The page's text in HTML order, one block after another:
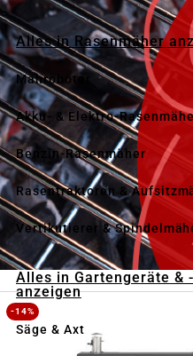
Alles in Rasenmäher
Mähroboter
Akku- & Elektro-
Benzin-Rasenmäher
Rasentraktoren &
Vertikutierer &
Alles in Gartengeräte &
anzeigen
Säge & Axt
-14%